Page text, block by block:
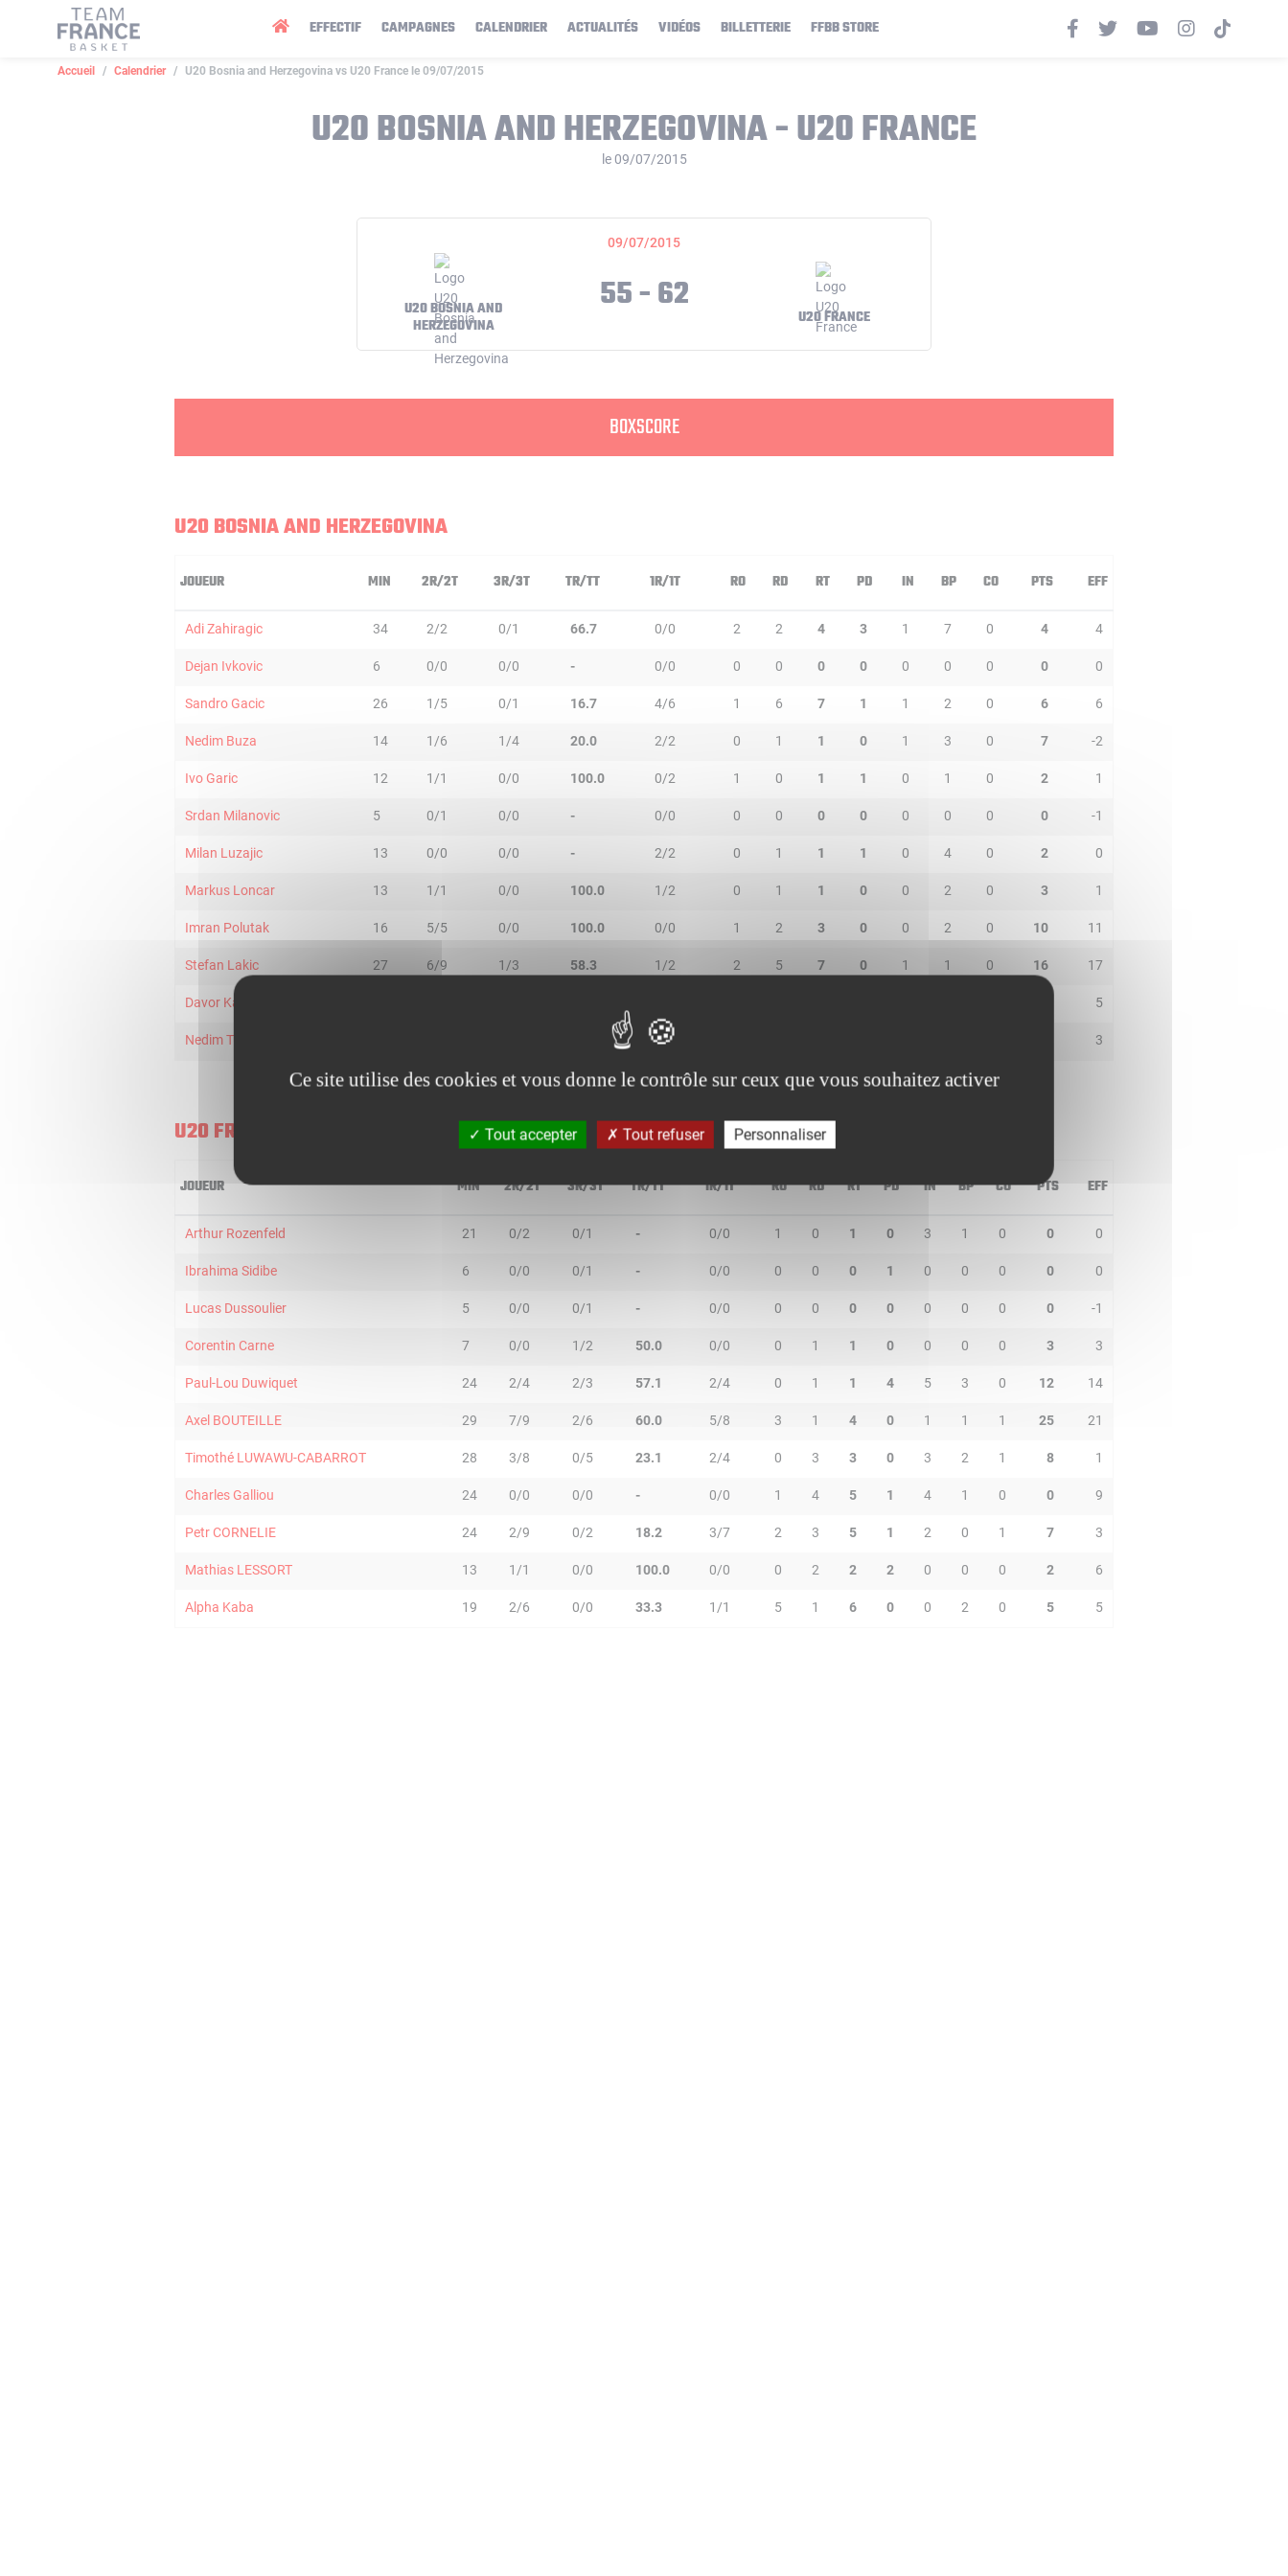
EFFECTIF CAMPAGNES CALENDRIER ACTUALITÉS VIDÉOS BILLETTERIE FFBB STORE
Accueil Calendrier U20 Bosnia and Herzegovina vs U20 France le 09/07/2015
U20 BOSNIA AND HERZEGOVINA - U20 FRANCE
le 09/07/2015
09/07/2015
U20 BOSNIA AND
HERZEGOVINA
55 - 62 U20 FRANCE
BOXSCORE
U20 BOSNIA AND HERZEGOVINA
JOUEUR MIN 2R/2T 3R/3T TR/TT 1R/1T RO RD RT PD IN BP CO PTS EFF
Adi Zahiragic 34 2/2 0/1 66.7 0/0 2 2 4 3 1 7 0 4 4
Dejan Ivkovic 6 0/0 0/0 - 0/0 0 0 0 0 0 0 0 0 0
Sandro Gacic 26 1/5 0/1 16.7 4/6 1 6 7 1 1 2 0 6 6
Nedim Buza 14 1/6 1/4 20.0 2/2 0 1 1 0 1 3 0 7 -2
Ivo Garic 12 1/1 0/0 100.0 0/2 1 0 1 1 0 1 0 2 1
Srdan Milanovic 5 0/1 0/0 - 0/0 0 0 0 0 0 0 0 0 -1
Milan Luzajic 13 0/0 0/0 - 2/2 0 1 1 1 0 4 0 2 0
Markus Loncar 13 1/1 0/0 100.0 1/2 0 1 1 0 0 2 0 3 1
Imran Polutak 16 5/5 0/0 100.0 0/0 1 2 3 0 0 2 0 10 11
Stefan Lakic 27 6/9 1/3 58.3 1/2 2 5 7 0 1 1 0 16 17
Davor Karamatic 5
Nedim Tunovic 1/5 3
U20 FRANCE
JOUEUR MIN 2R/2T 3R/3T TR/TT 1R/1T RO RD RT PD IN BP CO PTS EFF
Arthur Rozenfeld 21 0/2 0/1 - 0/0 1 0 1 0 3 1 0 0 0
Ibrahima Sidibe 6 0/0 0/1 - 0/0 0 0 0 1 0 0 0 0 0
Lucas Dussoulier 5 0/0 0/1 - 0/0 0 0 0 0 0 0 0 0 -1
Corentin Carne 7 0/0 1/2 50.0 0/0 0 1 1 0 0 0 0 3 3
Paul-Lou Duwiquet 24 2/4 2/3 57.1 2/4 0 1 1 4 5 3 0 12 14
Axel BOUTEILLE 29 7/9 2/6 60.0 5/8 3 1 4 0 1 1 1 25 21
Timothé LUWAWU-CABARROT 28 3/8 0/5 23.1 2/4 0 3 3 0 3 2 1 8 1
Charles Galliou 24 0/0 0/0 - 0/0 1 4 5 1 4 1 0 0 9
Petr CORNELIE 24 2/9 0/2 18.2 3/7 2 3 5 1 2 0 1 7 3
Mathias LESSORT 13 1/1 0/0 100.0 0/0 0 2 2 2 0 0 0 2 6
Alpha Kaba 19 2/6 0/0 33.3 1/1 5 1 6 0 0 2 0 5 5
Panneau de gestion des cookies
Ce site utilise des cookies et vous donne le contrôle sur ceux que vous souhaitez activer
Tout accepter Tout refuser Personnaliser